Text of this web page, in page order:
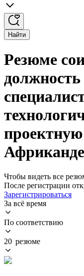
Найти
Резюме
должность
Африканде
Чтобы видеть все
После регистрации
Зарегистрироваться
За всё время
По соответствию
20 резюме